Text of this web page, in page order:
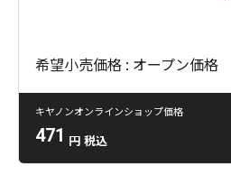
希望小売価格 : オープン価格
キヤノンオンラインショップ価格
471 円 税込